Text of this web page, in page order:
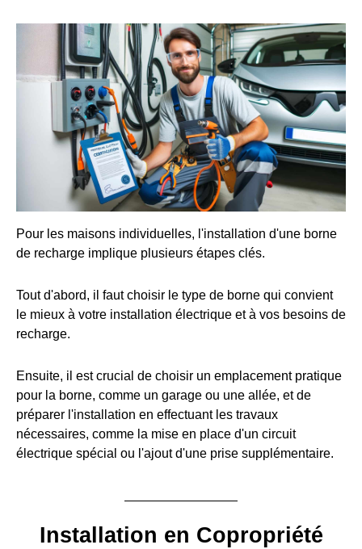
Pour les maisons individuelles, l'installation d'une borne
de recharge implique plusieurs étapes clés.
Tout d'abord, il faut choisir le type de borne qui convient
le mieux à votre installation électrique et à vos besoins de
recharge.
Ensuite, il est crucial de choisir un emplacement pratique
pour la borne, comme un garage ou une allée, et de
préparer l'installation en effectuant les travaux
nécessaires, comme la mise en place d'un circuit
électrique spécial ou l'ajout d'une prise supplémentaire.
Installation en Copropriété